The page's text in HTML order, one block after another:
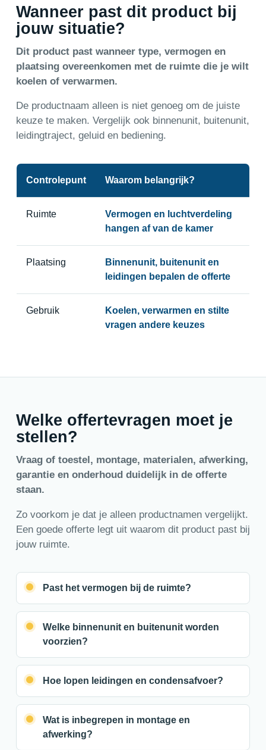
Wanneer past dit product bij
jouw situatie?
Dit product past wanneer type, vermogen en
plaatsing overeenkomen met de ruimte die je wilt
koelen of verwarmen.
De productnaam alleen is niet genoeg om de juiste
keuze te maken. Vergelijk ook binnenunit, buitenunit,
leidingtraject, geluid en bediening.
Controlepunt Waarom belangrijk?
Ruimte
Vermogen en luchtverdeling
hangen af van de kamer
Plaatsing
Binnenunit, buitenunit en
leidingen bepalen de offerte
Gebruik
Koelen, verwarmen en stilte
vragen andere keuzes
Welke offertevragen moet je
stellen?
Vraag of toestel, montage, materialen, afwerking,
garantie en onderhoud duidelijk in de offerte
staan.
Zo voorkom je dat je alleen productnamen vergelijkt.
Een goede offerte legt uit waarom dit product past bij
jouw ruimte.
Past het vermogen bij de ruimte?
Welke binnenunit en buitenunit worden
voorzien?
Hoe lopen leidingen en condensafvoer?
Wat is inbegrepen in montage en
afwerking?